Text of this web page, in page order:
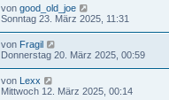
von good_old_joe
Sonntag 23. März 2025, 11:31
von Fragil
Donnerstag 20. März 2025, 00:59
von Lexx
Mittwoch 12. März 2025, 00:14